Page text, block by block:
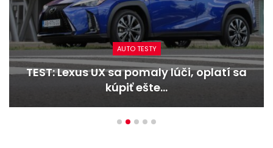
AUTO TESTY
TEST: Lexus UX sa pomaly lúči, oplatí sa
kúpiť ešte…